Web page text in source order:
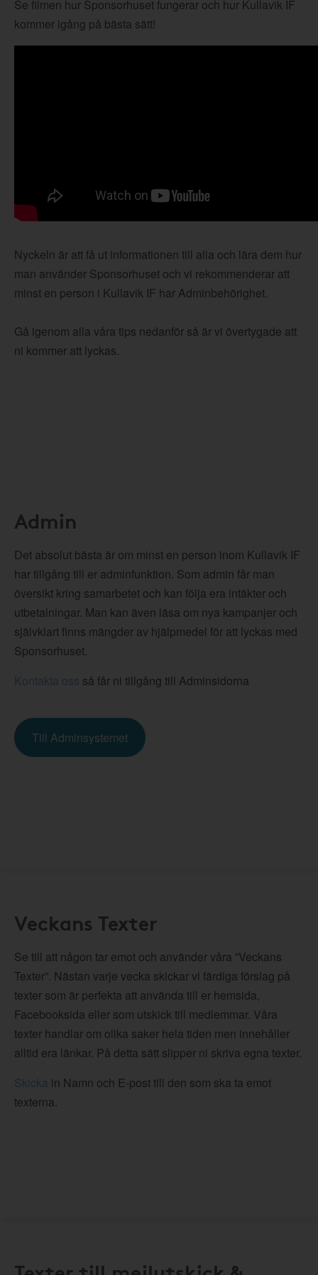
Se filmen hur Sponsorhuset fungerar och hur Kullavik IF
kommer igång på bästa sätt!
Nyckeln är att få ut informationen till alla och lära dem hur
man använder Sponsorhuset och vi rekommenderar att
minst en person i Kullavik IF har Adminbehörighet.
Gå igenom alla våra tips nedanför så är vi övertygade att
ni kommer att lyckas.
Admin
Det absolut bästa är om minst en person inom Kullavik IF
har tillgång till er adminfunktion. Som admin får man
översikt kring samarbetet och kan följa era intäkter och
utbetalningar. Man kan även läsa om nya kampanjer och
självklart finns mängder av hjälpmedel för att lyckas med
Sponsorhuset.
Kontakta oss så får ni tillgång till Adminsidorna
Till Adminsystemet
Veckans Texter
Se till att någon tar emot och använder våra ”Veckans
Texter”. Nästan varje vecka skickar vi färdiga förslag på
texter som är perfekta att använda till er hemsida,
Facebooksida eller som utskick till medlemmar. Våra
texter handlar om olika saker hela tiden men innehåller
alltid era länkar. På detta sätt slipper ni skriva egna texter.
Skicka in Namn och E-post till den som ska ta emot
texterna.